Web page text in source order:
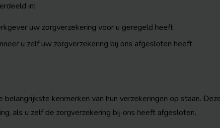
in:
uw zorgverzekering voor u geregeld heeft
u zelf uw zorgverzekering bij ons afgesloten heeft
kenmerken van hun verzekeringen op staan.
als u zelf de zorgverzekering bij ons heeft afgesloten.